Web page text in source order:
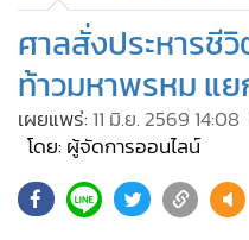
• ภาคใต้
• ภูมิภาค
• Online Section
• บันเทิง
ผู้จัดการรายวัน
• คอลัมนิสต์
ศาลสั่งประหารชี
ท้าวมหาพรหม แ
เผยแพร่: 11 มิ.ย. 2569 14:08
โดย: ผู้จัดการออนไลน์